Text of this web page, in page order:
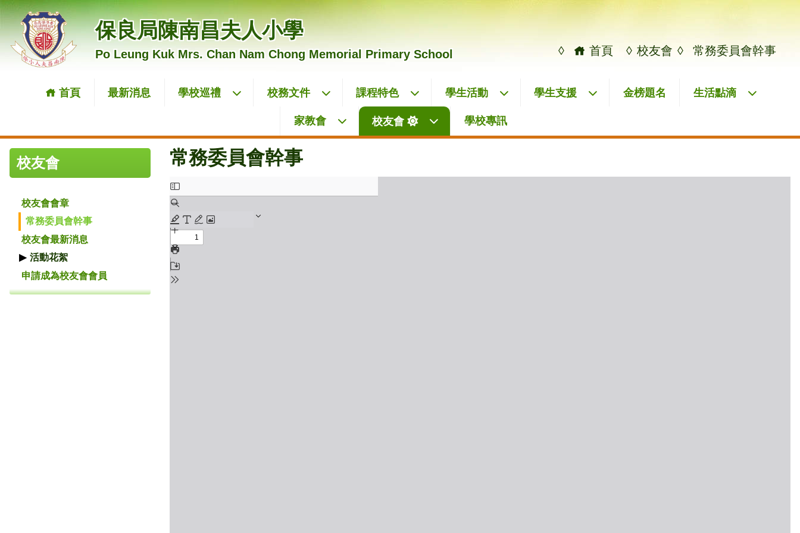
保良局陳南昌夫人小學
Po Leung Kuk Mrs. Chan Nam Chong Memorial Primary School ◊ 首頁 ◊ 校友會 ◊ 常務委員會幹事
首頁 最新消息 學校巡禮 校務文件 課程特色 學生活動 學生支援 金榜題名 生活點滴
家教會 校友會 學校專訊
校友會
校友會會章
常務委員會幹事
校友會最新消息
活動花絮
申請成為校友會會員
常務委員會幹事